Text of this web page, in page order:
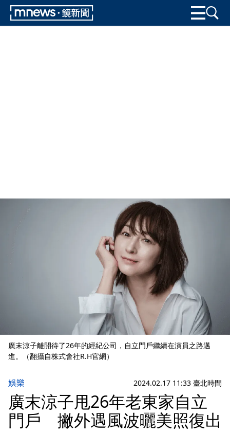
廣末涼子離開待了26年的經紀公司，自立門戶繼續在演員之路邁
進。（翻攝自株式會社R.H官網）
娛樂 2024.02.17 11:33 臺北時間
廣末涼子甩26年老東家自立
門戶 撇外遇風波曬美照復出